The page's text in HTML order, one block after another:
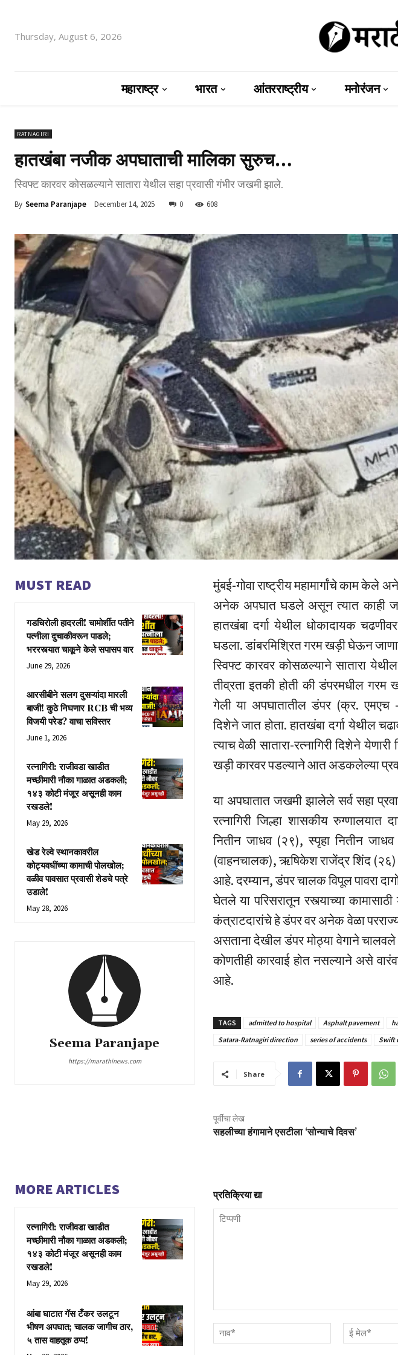
Thursday, August 6, 2026
महाराष्ट्र भारत आंतरराष्ट्रीय मनोरंजन
RATNAGIRI
हातखंबा नजीक अपघाताची मालिका सुरुच…
स्विफ्ट कारवर कोसळल्याने सातारा येथील सहा प्रवासी गंभीर जखमी झाले.
By Seema Paranjape December 14, 2025 0 608
MUST READ
गडचिरोली हादरली! चामोर्शीत पतीने
पत्नीला दुचाकीवरून पाडले;
भररस्त्यात चाकूने केले सपासप वार
June 29, 2026
आरसीबीने सलग दुसऱ्यांदा मारली
बाजी! कुठे निघणार RCB ची भव्य
विजयी परेड? वाचा सविस्तर
June 1, 2026
रत्नागिरी: राजीवडा खाडीत
मच्छीमारी नौका गाळात अडकली;
१४३ कोटी मंजूर असूनही काम
रखडले!
May 29, 2026
खेड रेल्वे स्थानकावरील
कोट्यवधींच्या कामाची पोलखोल;
वळीव पावसात प्रवासी शेडचे पत्रे
उडाले!
May 28, 2026
Seema Paranjape
https://marathinews.com
मुंबई-गोवा राष्ट्रीय महामार्गांचे काम
अनेक अपघात घडले असून त्यात काही
हातखंबा दर्गा येथील धोकादायक
घडला. डांबरमिश्रित गरम खड़ी घेऊन
स्विफ्ट कारवर कोसळल्याने सातारा
तीव्रता इतकी होती की डंपरमधील
गेली या अपघातातील डंपर (क्र. एमएच -
दिशेने जात होता. हातखंबा दर्गा येथील
त्याच वेळी सातारा-रत्नागिरी दिशेने
खड़ी कारवर पडल्याने आत अडकलेल्या
या अपघातात जखमी झालेले सर्व सहा
रत्नागिरी जिल्हा शासकीय
नितीन जाधव (२९), स्पृहा नितीन
(वाहनचालक), ऋषिकेश राजेंद्र शिंद
आहे. दरम्यान, डंपर चालक विपूल पावरा
घेतले या परिसरातून रस्त्याच्या
कंत्राटदारांचे हे डंपर वर अनेक वेळा
असताना देखील डंपर मोठ्या वेगाने
कोणतीही कारवाई होत नसल्याने असे
आहे.
TAGS admitted to hospital Asphalt pavement
Satara-Ratnagiri direction
series of accidents Swift
Share
पूर्वीचा लेख
सहलीच्या हंगामाने एसटीला ‘सोन्याचे दिवस’
MORE ARTICLES
रत्नागिरी: राजीवडा खाडीत
मच्छीमारी नौका गाळात अडकली;
१४३ कोटी मंजूर असूनही काम
रखडले!
May 29, 2026
आंबा घाटात गॅस टँकर उलटून
भीषण अपघात; चालक जागीच ठार,
५ तास वाहतूक ठप्प!
प्रतिक्रिया द्या